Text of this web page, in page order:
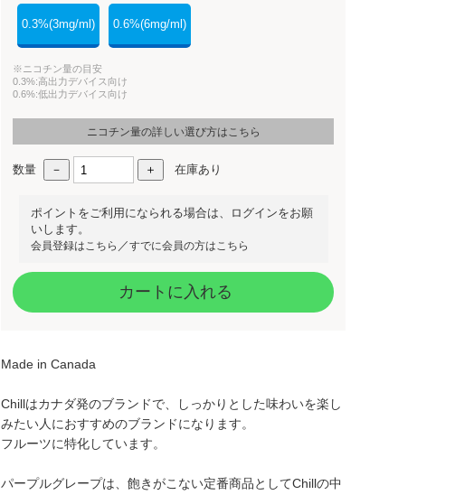
0.3%(3mg/ml) 0.6%(6mg/ml)
※ニコチン量の目安
0.3%:高出力デバイス向け
0.6%:低出力デバイス向け
ニコチン量の詳しい選び方はこちら
数量 在庫あり
ポイントをご利用になられる場合は、ログインをお願
いします。
会員登録はこちら ／すでに会員の方はこちら
カートに入れる
Made in Canada
Chillはカナダ発のブランドで、しっかりとした味わいを楽し
みたい人におすすめのブランドになります。
フルーツに特化しています。
パープルグレープは、飽きがこない定番商品としてChillの中